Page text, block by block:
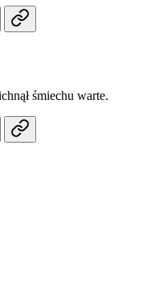
śmiechu warte.